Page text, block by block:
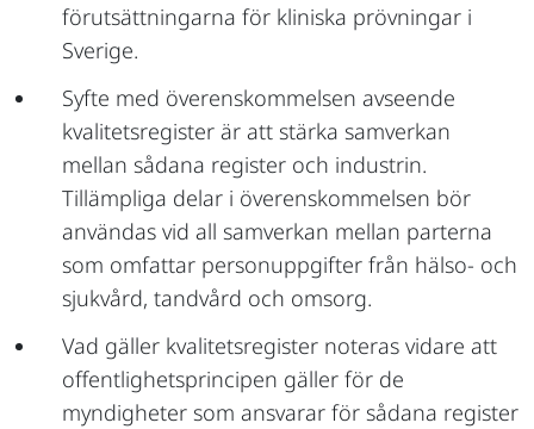
förutsättningarna för kliniska prövningar i
Sverige.
Syfte med överenskommelsen avseende
kvalitetsregister är att stärka samverkan
mellan sådana register och industrin.
Tillämpliga delar i överenskommelsen bör
användas vid all samverkan mellan parterna
som omfattar personuppgifter från hälso- och
sjukvård, tandvård och omsorg.
Vad gäller kvalitetsregister noteras vidare att
offentlighetsprincipen gäller för de
myndigheter som ansvarar för sådana register